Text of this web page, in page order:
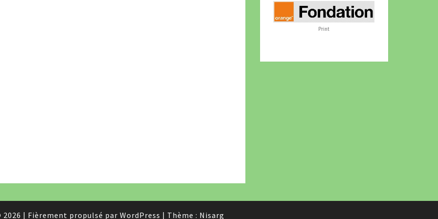
Print
2026 | Fièrement propulsé par WordPress | Thème : Nisarg